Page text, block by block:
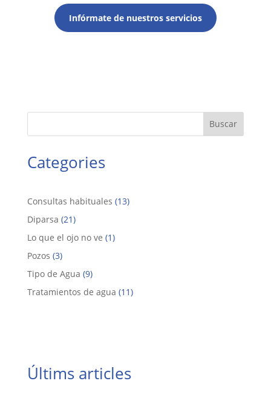
Infórmate de nuestros servicios
Buscar
Categories
Consultas habituales (13)
Diparsa (21)
Lo que el ojo no ve (1)
Pozos (3)
Tipo de Agua (9)
Tratamientos de agua (11)
Últims articles